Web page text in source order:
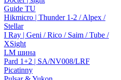
Guide TU
Hikmicro | Thunder 1-2 / Alpex /
Stellar
I Ray | Geni / Rico / Saim / Tube /
XSight
LM шина
Pard 1+2 | SA/NV008/LRF
Picatinny